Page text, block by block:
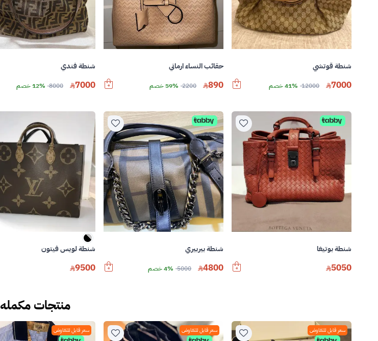
شنطة قوتشي
7000
12000 41% خصم
حقائب النساء ارماني
890
2200 59% خصم
شنطة فندي
7000
8000 12% خصم
شنطة بوتيغا
5050
شنطة بيربيري
4800
5000 4% خصم
شنطة لويس فيتون
9500
منتجات مكمله
سعر قابل للتفاوض سعر قابل للتفاوض سعر قابل للتفاوض